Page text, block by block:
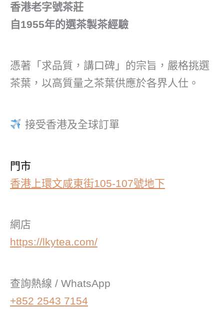
香港老字號茶莊
自1955年的選茶製茶經驗
憑著「求品質，講口碑」的宗旨，嚴格挑選
茶葉，以高質量之茶葉供應於各界人仕。
接受香港及全球訂單
門市
香港上環文咸東街105-107號地下
網店
https://lkytea.com/
查詢熱線 / WhatsApp
+852 2543 7154